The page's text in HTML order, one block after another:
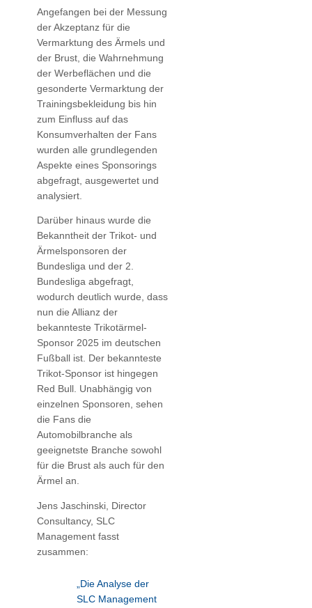
Angefangen bei der Messung
der Akzeptanz für die
Vermarktung des Ärmels und
der Brust, die Wahrnehmung
der Werbeflächen und die
gesonderte Vermarktung der
Trainingsbekleidung bis hin
zum Einfluss auf das
Konsumverhalten der Fans
wurden alle grundlegenden
Aspekte eines Sponsorings
abgefragt, ausgewertet und
analysiert.
Darüber hinaus wurde die
Bekanntheit der Trikot- und
Ärmelsponsoren der
Bundesliga und der 2.
Bundesliga abgefragt,
wodurch deutlich wurde, dass
nun die Allianz der
bekannteste Trikotärmel-
Sponsor 2025 im deutschen
Fußball ist. Der bekannteste
Trikot-Sponsor ist hingegen
Red Bull. Unabhängig von
einzelnen Sponsoren, sehen
die Fans die
Automobilbranche als
geeignetste Branche sowohl
für die Brust als auch für den
Ärmel an.
Jens Jaschinski, Director
Consultancy, SLC
Management fasst
zusammen:
„Die Analyse der
SLC Management